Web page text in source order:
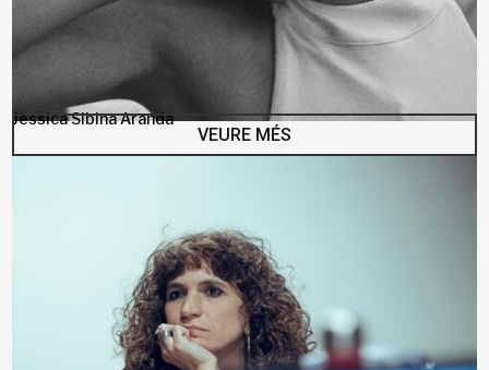
Jessica Sibina Aranda
VEURE MÉS